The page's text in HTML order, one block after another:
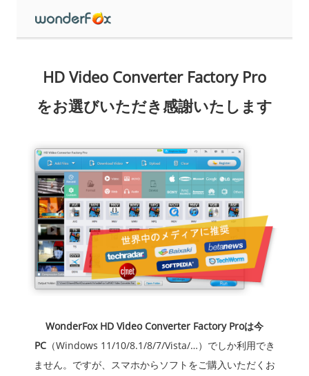
HD Video Converter Factory Pro
をお選びいただき感謝いたします
WonderFox HD Video Converter Factory Proは今
PC（Windows 11/10/8.1/8/7/Vista/…）でしか利用でき
ません。ですが、スマホからソフトをご購入いただくお